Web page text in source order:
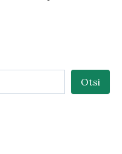
Otsi